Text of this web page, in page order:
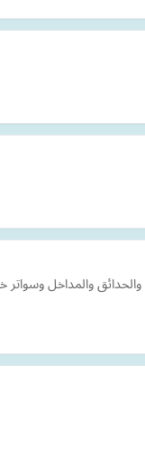
والمداخل